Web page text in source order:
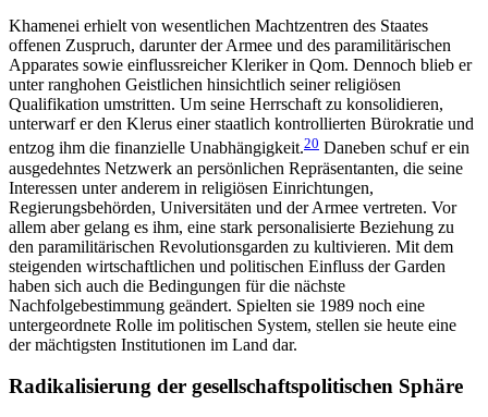
Khamenei erhielt von wesentlichen Machtzentren des Staates
offenen Zuspruch, darunter der Armee und des paramilitärischen
Apparates sowie einflussreicher Kleriker in Qom. Dennoch blieb er
unter ranghohen Geistlichen hinsichtlich seiner religiösen
Qualifikation umstritten. Um seine Herrschaft zu konsolidieren,
unterwarf er den Klerus einer staatlich kontrollierten Bürokratie und
entzog ihm die finan­zielle Unabhängigkeit.20 Daneben schuf er ein
aus­gedehntes Netzwerk an persönlichen Repräsentanten, die seine
Interessen unter anderem in religiösen Ein­richtungen,
Regierungsbehörden, Universitäten und der Armee vertreten. Vor
allem aber gelang es ihm, eine stark personalisierte Beziehung zu
den paramilitärischen Revolutionsgarden zu kultivieren. Mit dem
steigenden wirtschaftlichen und politischen Einfluss der Garden
haben sich auch die Bedingungen für die nächste
Nachfolgebestimmung geändert. Spielten sie 1989 noch eine
untergeordnete Rolle im politischen System, stellen sie heute eine
der mächtigsten Insti­tutionen im Land dar.
Radikalisierung der gesellschaftspolitischen Sphäre